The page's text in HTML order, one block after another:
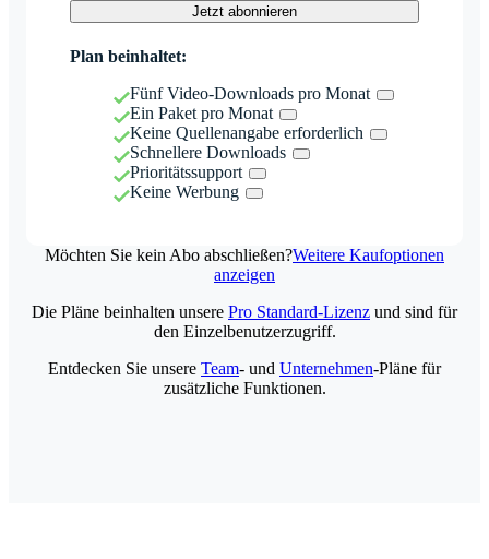
Jetzt abonnieren
Plan beinhaltet:
Fünf Video-Downloads pro Monat
Ein Paket pro Monat
Keine Quellenangabe erforderlich
Schnellere Downloads
Prioritätssupport
Keine Werbung
Möchten Sie kein Abo abschließen?Weitere Kaufoptionen
anzeigen
Die Pläne beinhalten unsere Pro Standard-Lizenz und sind für
den Einzelbenutzerzugriff.
Entdecken Sie unsere Team- und Unternehmen-Pläne für
zusätzliche Funktionen.